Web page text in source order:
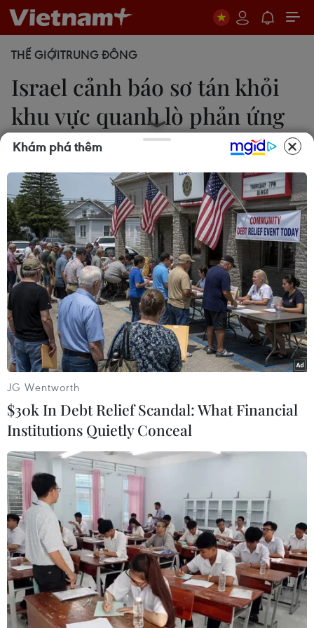
THẾ GIỚITRUNG ĐÔNG
Israel cảnh báo sơ tán khỏi
khu vực quanh lò phản ứng
Arak
Minh Tâm
19/06/2025 05:11
Quân đội Israel yêu cầu sơ tán gần lò phản ứng
Arak, đồng thời cảnh báo về các cuộc không kích
và tên lửa từ Iran trong bối cảnh căng thẳng gia
tăng.
Khói bốc lên sau một vụ tấn công bằng tên lửa của Iran tại
Herzliya, Israel, ngày 17/6/2025. (Ảnh: THX/TTXVN)
Ngày 19/6, Quân đội Israel đã cảnh báo người
dân sơ tán khỏi khu vực xung quanh lò phản
ứng nước nặng Arak của Iran.
Khám phá thêm
JG Wentworth
$30k In Debt Relief Scandal: What Financial
Institutions Quietly Conceal